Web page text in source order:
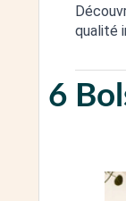
qualité
6